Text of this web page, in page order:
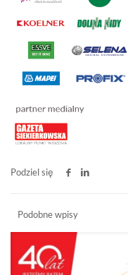
Podziel się
Podobne wpisy